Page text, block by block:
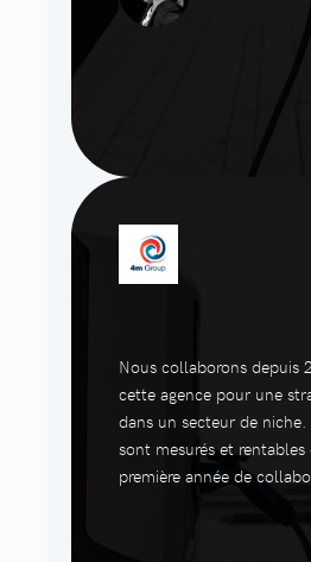
Nous collaborons depuis
cette agence pour une
dans un secteur de niche.
sont mesurés et rentables
première année de